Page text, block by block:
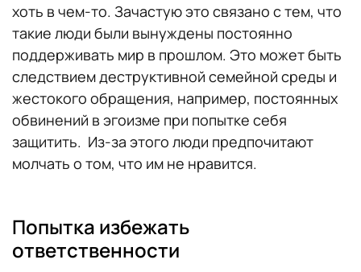
хоть в чем-то. Зачастую это связано с тем, что
такие люди были вынуждены постоянно
поддерживать мир в прошлом. Это может быть
следствием деструктивной семейной среды и
жестокого обращения, например, постоянных
обвинений в эгоизме при попытке себя
защитить. Из-за этого люди предпочитают
молчать о том, что им не нравится.
Попытка избежать
ответственности